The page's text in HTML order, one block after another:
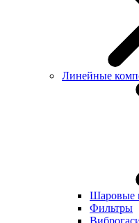
Линейные
Шаровые
Фильтры